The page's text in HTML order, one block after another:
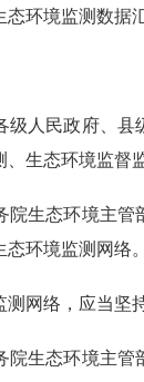
态环境监测数据
级人民政府、县
、生态环境监督
生态环境主管
环境监测网络。
测网络，应当坚
生态环境主管